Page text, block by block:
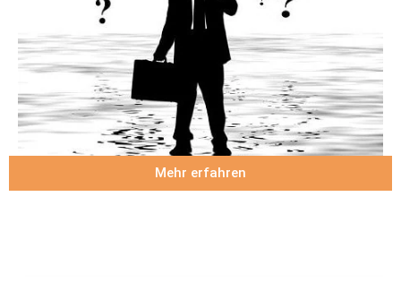
Mehr erfahren